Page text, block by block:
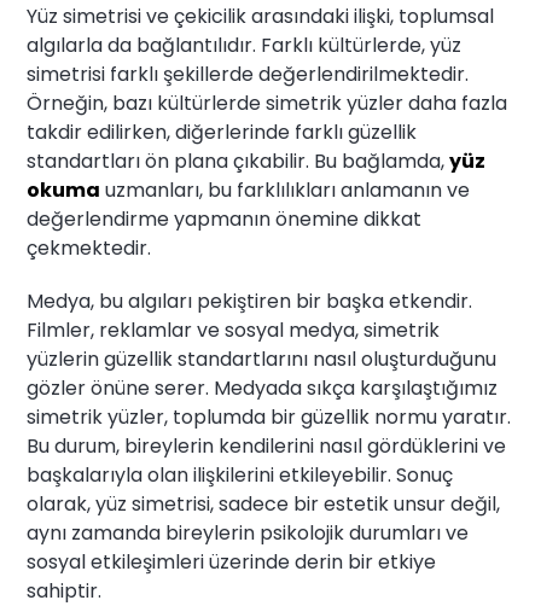
Yüz simetrisi ve çekicilik arasındaki ilişki, toplumsal
algılarla da bağlantılıdır. Farklı kültürlerde, yüz
simetrisi farklı şekillerde değerlendirilmektedir.
Örneğin, bazı kültürlerde simetrik yüzler daha fazla
takdir edilirken, diğerlerinde farklı güzellik
standartları ön plana çıkabilir. Bu bağlamda,yüz
okuma uzmanları, bu farklılıkları anlamanın ve
değerlendirme yapmanın önemine dikkat
çekmektedir.
Medya, bu algıları pekiştiren bir başka etkendir.
Filmler, reklamlar ve sosyal medya, simetrik
yüzlerin güzellik standartlarını nasıl oluşturduğunu
gözler önüne serer. Medyada sıkça karşılaştığımız
simetrik yüzler, toplumda bir güzellik normu yaratır.
Bu durum, bireylerin kendilerini nasıl gördüklerini ve
başkalarıyla olan ilişkilerini etkileyebilir. Sonuç
olarak, yüz simetrisi, sadece bir estetik unsur değil,
aynı zamanda bireylerin psikolojik durumları ve
sosyal etkileşimleri üzerinde derin bir etkiye
sahiptir.